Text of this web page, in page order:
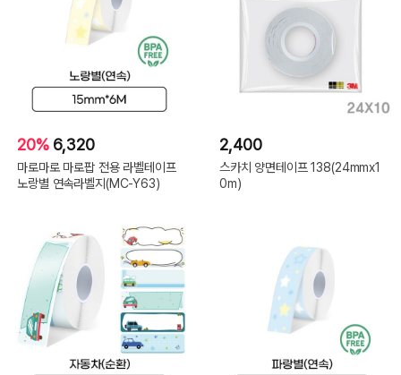
20% 6,320
마로마로 마로팝 전용 라벨테이프
노랑별 연속라벨지(MC-Y63)
2,400
스카치 양면테이프 138(24mmx1
0m)